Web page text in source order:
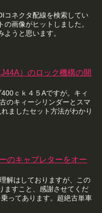
コネクタ配線を検索してい
画像がヒットしました。
うと思います。
）のロック機構の開
ｃｋ４５Aですが。キィ
のキィーシリンダーとスマ
ましたセット方法がわかり
のキャブレターをオー
解はしておりますが、この
ますこと、感謝させてくだ
ってあります。超絶古単車